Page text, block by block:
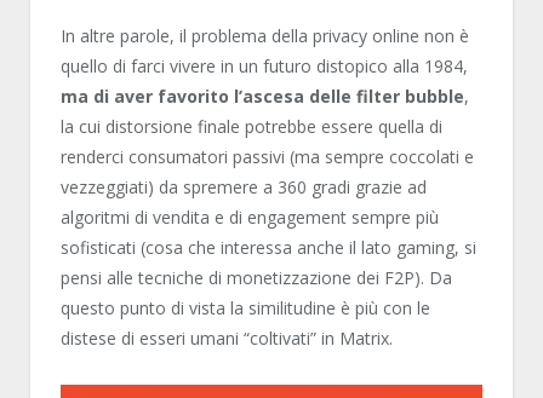
In altre parole, il problema della privacy online non è
quello di farci vivere in un futuro distopico alla 1984,
ma di aver favorito l’ascesa delle filter bubble,
la cui distorsione finale potrebbe essere quella di
renderci consumatori passivi (ma sempre coccolati e
vezzeggiati) da spremere a 360 gradi grazie ad
algoritmi di vendita e di engagement sempre più
sofisticati (cosa che interessa anche il lato gaming, si
pensi alle tecniche di monetizzazione dei F2P). Da
questo punto di vista la similitudine è più con le
distese di esseri umani “coltivati” in Matrix.